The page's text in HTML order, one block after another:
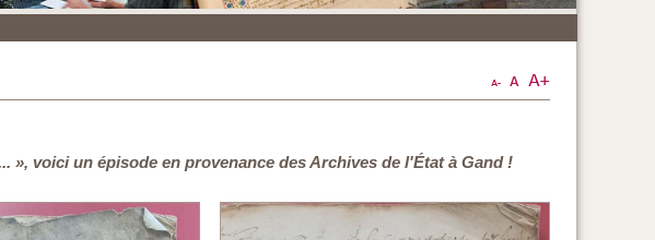
voici un épisode en provenance des Archives de l'État à Gand !